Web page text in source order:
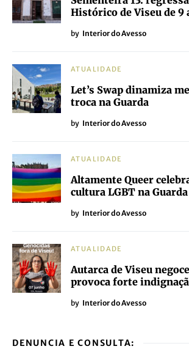
Histórico de Viseu de 9
by Interior do Avesso
ATUALIDADE
Let’s Swap dinamiza
troca na Guarda
by Interior do Avesso
ATUALIDADE
Altamente Queer
cultura LGBT na Guarda
by Interior do Avesso
ATUALIDADE
Autarca de Viseu
provoca forte
by Interior do Avesso
DENUNCIA E CONSULTA: